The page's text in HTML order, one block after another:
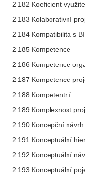
2.182 Koeficient
2.183 Kolaborativní
2.184 Kompatibilita s
2.185 Kompetence
2.186 Kompetence
2.187 Kompetence
2.188 Kompetentní
2.189 Komplexnost
2.190 Koncepční návrh
2.191 Konceptuální
2.192 Konceptuální
2.193 Konceptuální